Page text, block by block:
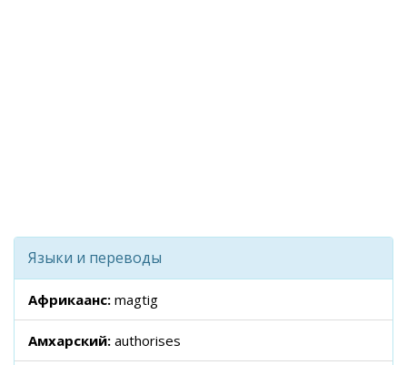
Языки и переводы
Африкаанс: magtig
Амхарский: authorises